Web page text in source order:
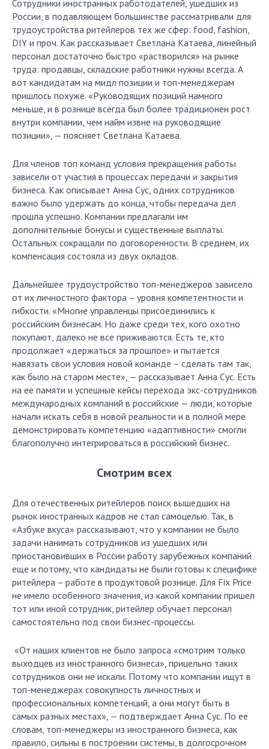
Сотрудники иностранных работодателей, ушедших из
России, в подавляющем большинстве рассматривали для
трудоустройства ритейлеров тех же сфер: food, fashion,
DIY и проч. Как рассказывает Светлана Катаева, линейный
персонал достаточно быстро «растворился» на рынке
труда: продавцы, складские работники нужны всегда. А
вот кандидатам на мидл позиции и топ-менеджерам
пришлось похуже. «Руководящих позиций намного
меньше, и в рознице всегда был более традиционен рост
внутри компании, чем найм извне на руководящие
позиции», — поясняет Светлана Катаева.
Для членов топ команд условия прекращения работы
зависели от участия в процессах передачи и закрытия
бизнеса. Как описывает Анна Сус, одних сотрудников
важно было удержать до конца, чтобы передача дел
прошла успешно. Компании предлагали им
дополнительные бонусы и существенные выплаты.
Остальных сокращали по договоренности. В среднем, их
компенсация состояла из двух окладов.
Дальнейшее трудоустройство топ-менеджеров зависело
от их личностного фактора – уровня компетентности и
гибкости. «Многие управленцы присоединились к
российским бизнесам. Но даже среди тех, кого охотно
покупают, далеко не все приживаются. Есть те, кто
продолжает «держаться за прошлое» и пытается
навязать свои условия новой команде – сделать там так,
как было на старом месте», — рассказывает Анна Сус. Есть
на ее памяти и успешные кейсы перехода экс-сотрудников
международных компаний в российские — люди, которые
начали искать себя в новой реальности и в полной мере
демонстрировать компетенцию «адаптивности» смогли
благополучно интегрироваться в российский бизнес.
Смотрим всех
Для отечественных ритейлеров поиск вышедших на
рынок иностранных кадров не стал самоцелью. Так, в
«Азбуке вкуса» рассказывают, что у компании не было
задачи нанимать сотрудников из ушедших или
приостановивших в России работу зарубежных компаний
еще и потому, что кандидаты не были готовы к специфике
ритейлера – работе в продуктовой рознице. Для Fix Price
не имело особенного значения, из какой компании пришел
тот или иной сотрудник, ритейлер обучает персонал
самостоятельно под свои бизнес-процессы.
«От наших клиентов не было запроса «смотрим только
выходцев из иностранного бизнеса», прицельно таких
сотрудников они не искали. Потому что компании ищут в
топ-менеджерах совокупность личностных и
профессиональных компетенций, а они могут быть в
самых разных местах», — подтверждает Анна Сус. По ее
словам, топ-менеджеры из иностранного бизнеса, как
правило, сильны в построении системы, в долгосрочном